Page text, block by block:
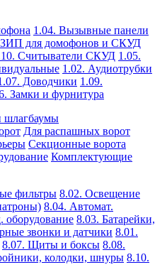
1.04. Вызывные панели
ЗИП для домофонов и СКУД
Считыватели СКУД 1.05.
1.02. Аудиотрубки
Доводчики 1.09.
Замки и фурнитура
шлагбаумы
Для распашных ворот
Секционные ворота
Комплектующие
фильтры 8.02. Освещение
8.04. Автомат.
8.03. Батарейки,
звонки и датчики 8.01.
8.07. Щиты и боксы 8.08.
колодки, шнуры 8.10.